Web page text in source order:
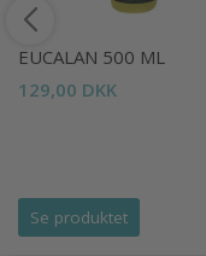
EUCALAN 500 ML
129,00 DKK
Se produktet